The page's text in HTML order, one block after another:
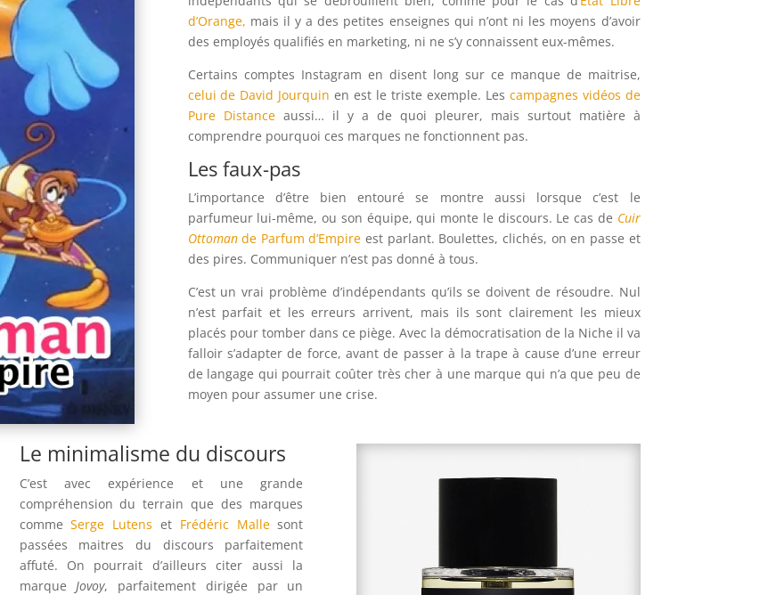
d’Orange, mais il y a des petites enseignes qui n’ont ni les moyens d’avoir
des employés qualifiés en marketing, ni ne s’y connaissent eux-mêmes.
Certains comptes Instagram en disent long sur ce manque de maitrise,
celui de David Jourquin en est le triste exemple. Les campagnes vidéos de
Pure Distanceaussi… il y a de quoi pleurer, mais surtout matière à
comprendre pourquoi ces marques ne fonctionnent pas.
Les faux-pas
L’importance d’être bien entouré se montre aussi lorsque c’est le
parfumeur lui-même, ou son équipe, qui monte le discours. Le cas de Cuir
Ottomande Parfum d’Empire est parlant. Boulettes, clichés, on en passe et
des pires. Communiquer n’est pas donné à tous.
C’est un vrai problème d’indépendants qu’ils se doivent de résoudre. Nul
n’est parfait et les erreurs arrivent, mais ils sont clairement les mieux
placés pour tomber dans ce piège. Avec la démocratisation de la Niche il va
falloir s’adapter de force, avant de passer à la trape à cause d’une erreur
de langage qui pourrait coûter très cher à une marque qui n’a que peu de
moyen pour assumer une crise.
Le minimalisme du discours
C’est avec expérience et une grande
compréhension du terrain que des marques
commeSerge Lutens et Frédéric Mallesont
passées maitres du discours parfaitement
affuté. On pourrait d’ailleurs citer aussi la
marqueJovoy, parfaitement dirigée par un